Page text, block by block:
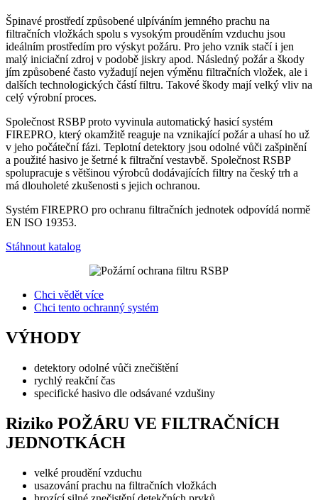
Špinavé prostředí způsobené ulpíváním jemného prachu na
filtračních vložkách spolu s vysokým prouděním vzduchu jsou
ideálním prostředím pro výskyt požáru. Pro jeho vznik stačí i jen
malý iniciační zdroj v podobě jiskry apod. Následný požár a škody
jím způsobené často vyžadují nejen výměnu filtračních vložek, ale i
dalších technologických částí filtru. Takové škody mají velký vliv na
celý výrobní proces.
Společnost RSBP proto vyvinula automatický hasicí systém
FIREPRO, který okamžitě reaguje na vznikající požár a uhasí ho už
v jeho počáteční fázi. Teplotní detektory jsou odolné vůči zašpinění
a použité hasivo je šetrné k filtrační vestavbě. Společnost RSBP
spolupracuje s většinou výrobců dodávajících filtry na český trh a
má dlouholeté zkušenosti s jejich ochranou.
Systém FIREPRO pro ochranu filtračních jednotek odpovídá normě
EN ISO 19353.
Stáhnout katalog
Chci vědět více
Chci tento ochranný systém
VÝHODY
detektory odolné vůči znečištění
rychlý reakční čas
specifické hasivo dle odsávané vzdušiny
Riziko POŽÁRU VE FILTRAČNÍCH
JEDNOTKÁCH
velké proudění vzduchu
usazování prachu na filtračních vložkách